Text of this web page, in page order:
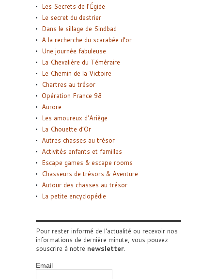
Les Secrets de l’Égide
Le secret du destrier
Dans le sillage de Sindbad
A la recherche du scarabée d’or
Une journée fabuleuse
La Chevalière du Téméraire
Le Chemin de la Victoire
Chartres au trésor
Opération France 98
Aurore
Les amoureux d’Ariège
La Chouette d’Or
Autres chasses au trésor
Activités enfants et familles
Escape games & escape rooms
Chasseurs de trésors & Aventure
Autour des chasses au trésor
La petite encyclopédie
Pour rester informé de l'actualité ou recevoir nos
informations de dernière minute, vous pouvez
souscrire à notre newsletter.
Email